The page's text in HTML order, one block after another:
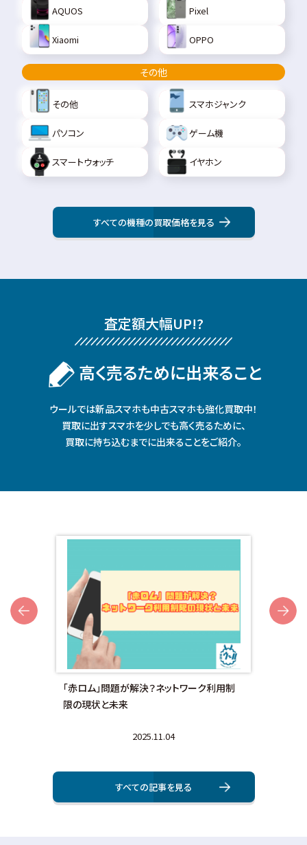
AQUOS Pixel
Xiaomi OPPO
その他
その他 スマホジャンク
パソコン ゲーム機
スマートウォッチ イヤホン
すべての機種の買取価格を見る
査定額⼤幅UP!?
⾼く売るために出来ること
ウールでは新品スマホも中古スマホも強化買取中！
買取に出すスマホを少しでも⾼く売るために、
買取に持ち込むまでに出来ることをご紹介。
「赤ロム」問題が解決？ネットワーク利用制
限の現状と未来
2025.11.04
Next
すべての記事を⾒る